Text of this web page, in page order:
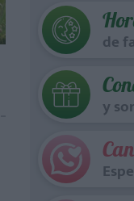
de
y